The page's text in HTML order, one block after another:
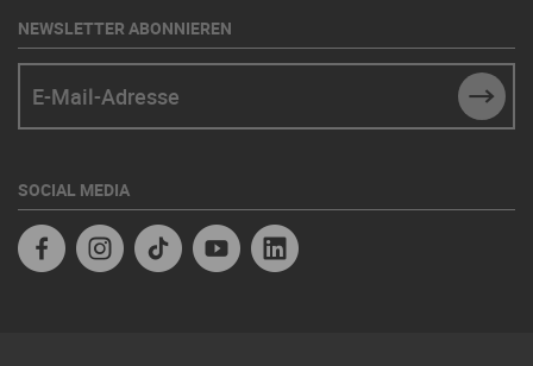
NEWSLETTER ABONNIEREN
SOCIAL MEDIA
FacebookInstagramTikTok Youtube